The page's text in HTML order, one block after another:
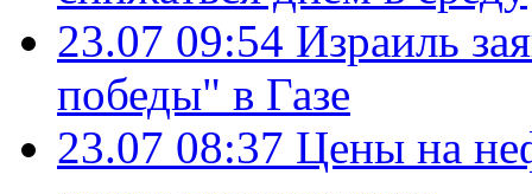
23.07 09:54 Израиль
победы" в Газе
23.07 08:37 Цены на